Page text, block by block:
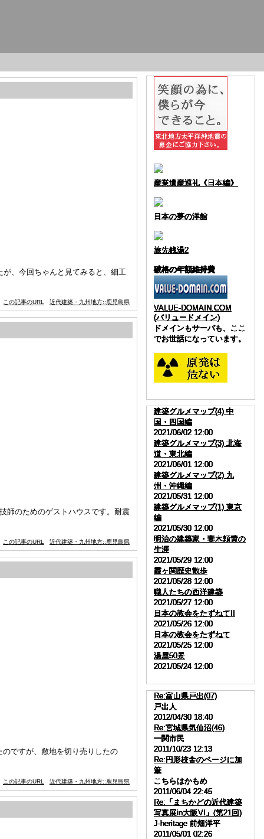
産業遺産巡礼《日本編》
日本の夢の洋館
旅先銭湯2
破格の年額維持費
VALUE-DOMAIN.COM
(バリュードメイン)
ドメインもサーバも、ここ
でお世話になっています。
建築グルメマップ(4) 中
国・四国編
2021/06/02 12:00
建築グルメマップ(3) 北海
道・東北編
2021/06/01 12:00
建築グルメマップ(2) 九
州・沖縄編
2021/05/31 12:00
建築グルメマップ(1) 東京
編
2021/05/30 12:00
明治の建築家・妻木頼黄の
生涯
2021/05/29 12:00
霞ヶ関歴史散歩
2021/05/28 12:00
職人たちの西洋建築
2021/05/27 12:00
日本の教会をたずねてII
2021/05/26 12:00
日本の教会をたずねて
2021/05/25 12:00
湯屋50景
2021/05/24 12:00
Re:富山県戸出(07)
戸出人
2012/04/30 18:40
Re:宮城県気仙沼(46)
一関市民
2011/10/23 12:13
Re:円形校舎のページに加
筆
こちらはかもめ
2011/06/04 22:45
Re:「まちかどの近代建築
写真展in大阪VI」(第21回)
J-heritage 前畑洋平
2011/05/01 02:26
が、今回ちゃんと見てみると、細工
この記事のURL 近代建築・九州地方::鹿児島県
産業遺産巡礼《日本編》
日本の夢の洋館
旅先銭湯2
破格の年額維持費
VALUE-DOMAIN.COM
(バリュードメイン)
ドメインもサーバも、ここ
でお世話になっています。
建築グルメマップ(4) 中
国・四国編
2021/06/02 12:00
建築グルメマップ(3) 北海
道・東北編
2021/06/01 12:00
建築グルメマップ(2) 九
州・沖縄編
2021/05/31 12:00
建築グルメマップ(1) 東京
編
2021/05/30 12:00
明治の建築家・妻木頼黄の
生涯
2021/05/29 12:00
霞ヶ関歴史散歩
2021/05/28 12:00
職人たちの西洋建築
2021/05/27 12:00
日本の教会をたずねてII
2021/05/26 12:00
日本の教会をたずねて
2021/05/25 12:00
湯屋50景
2021/05/24 12:00
Re:富山県戸出(07)
戸出人
2012/04/30 18:40
Re:宮城県気仙沼(46)
一関市民
2011/10/23 12:13
Re:円形校舎のページに加
筆
こちらはかもめ
2011/06/04 22:45
Re:「まちかどの近代建築
写真展in大阪VI」(第21回)
J-heritage 前畑洋平
2011/05/01 02:26
師のためのゲストハウスです。耐震
この記事のURL 近代建築・九州地方::鹿児島県
産業遺産巡礼《日本編》
日本の夢の洋館
旅先銭湯2
破格の年額維持費
VALUE-DOMAIN.COM
(バリュードメイン)
ドメインもサーバも、ここ
でお世話になっています。
建築グルメマップ(4) 中
国・四国編
2021/06/02 12:00
建築グルメマップ(3) 北海
道・東北編
2021/06/01 12:00
建築グルメマップ(2) 九
州・沖縄編
2021/05/31 12:00
建築グルメマップ(1) 東京
編
2021/05/30 12:00
明治の建築家・妻木頼黄の
生涯
2021/05/29 12:00
霞ヶ関歴史散歩
2021/05/28 12:00
職人たちの西洋建築
2021/05/27 12:00
日本の教会をたずねてII
2021/05/26 12:00
日本の教会をたずねて
2021/05/25 12:00
湯屋50景
2021/05/24 12:00
Re:富山県戸出(07)
戸出人
2012/04/30 18:40
Re:宮城県気仙沼(46)
一関市民
2011/10/23 12:13
Re:円形校舎のページに加
筆
こちらはかもめ
2011/06/04 22:45
Re:「まちかどの近代建築
写真展in大阪VI」(第21回)
J-heritage 前畑洋平
2011/05/01 02:26
ですが、敷地を切り売りしたの
この記事のURL 近代建築・九州地方::鹿児島県
産業遺産巡礼《日本編》
日本の夢の洋館
旅先銭湯2
破格の年額維持費
VALUE-DOMAIN.COM
(バリュードメイン)
ドメインもサーバも、ここ
でお世話になっています。
建築グルメマップ(4) 中
国・四国編
2021/06/02 12:00
建築グルメマップ(3) 北海
道・東北編
2021/06/01 12:00
建築グルメマップ(2) 九
州・沖縄編
2021/05/31 12:00
建築グルメマップ(1) 東京
編
2021/05/30 12:00
明治の建築家・妻木頼黄の
生涯
2021/05/29 12:00
霞ヶ関歴史散歩
2021/05/28 12:00
職人たちの西洋建築
2021/05/27 12:00
日本の教会をたずねてII
2021/05/26 12:00
日本の教会をたずねて
2021/05/25 12:00
湯屋50景
2021/05/24 12:00
Re:富山県戸出(07)
戸出人
2012/04/30 18:40
Re:宮城県気仙沼(46)
一関市民
2011/10/23 12:13
Re:円形校舎のページに加
筆
こちらはかもめ
2011/06/04 22:45
Re:「まちかどの近代建築
写真展in大阪VI」(第21回)
J-heritage 前畑洋平
2011/05/01 02:26
産業遺産巡礼《日本編》
日本の夢の洋館
旅先銭湯2
破格の年額維持費
VALUE-DOMAIN.COM
(バリュードメイン)
ドメインもサーバも、ここ
でお世話になっています。
建築グルメマップ(4) 中
国・四国編
2021/06/02 12:00
建築グルメマップ(3) 北海
道・東北編
2021/06/01 12:00
建築グルメマップ(2) 九
州・沖縄編
2021/05/31 12:00
建築グルメマップ(1) 東京
編
2021/05/30 12:00
明治の建築家・妻木頼黄の
生涯
2021/05/29 12:00
霞ヶ関歴史散歩
2021/05/28 12:00
職人たちの西洋建築
2021/05/27 12:00
日本の教会をたずねてII
2021/05/26 12:00
日本の教会をたずねて
2021/05/25 12:00
湯屋50景
2021/05/24 12:00
Re:富山県戸出(07)
戸出人
2012/04/30 18:40
Re:宮城県気仙沼(46)
一関市民
2011/10/23 12:13
Re:円形校舎のページに加
筆
こちらはかもめ
2011/06/04 22:45
Re:「まちかどの近代建築
写真展in大阪VI」(第21回)
J-heritage 前畑洋平
2011/05/01 02:26
産業遺産巡礼《日本編》
日本の夢の洋館
旅先銭湯2
破格の年額維持費
VALUE-DOMAIN.COM
(バリュードメイン)
ドメインもサーバも、ここ
でお世話になっています。
建築グルメマップ(4) 中
国・四国編
2021/06/02 12:00
建築グルメマップ(3) 北海
道・東北編
2021/06/01 12:00
建築グルメマップ(2) 九
州・沖縄編
2021/05/31 12:00
建築グルメマップ(1) 東京
編
2021/05/30 12:00
明治の建築家・妻木頼黄の
生涯
2021/05/29 12:00
霞ヶ関歴史散歩
2021/05/28 12:00
職人たちの西洋建築
2021/05/27 12:00
日本の教会をたずねてII
2021/05/26 12:00
日本の教会をたずねて
2021/05/25 12:00
湯屋50景
2021/05/24 12:00
Re:富山県戸出(07)
戸出人
2012/04/30 18:40
Re:宮城県気仙沼(46)
一関市民
2011/10/23 12:13
Re:円形校舎のページに加
筆
こちらはかもめ
2011/06/04 22:45
Re:「まちかどの近代建築
写真展in大阪VI」(第21回)
J-heritage 前畑洋平
2011/05/01 02:26
産業遺産巡礼《日本編》
日本の夢の洋館
旅先銭湯2
破格の年額維持費
VALUE-DOMAIN.COM
(バリュードメイン)
ドメインもサーバも、ここ
でお世話になっています。
建築グルメマップ(4) 中
国・四国編
2021/06/02 12:00
建築グルメマップ(3) 北海
道・東北編
2021/06/01 12:00
建築グルメマップ(2) 九
州・沖縄編
2021/05/31 12:00
建築グルメマップ(1) 東京
編
2021/05/30 12:00
明治の建築家・妻木頼黄の
生涯
2021/05/29 12:00
霞ヶ関歴史散歩
2021/05/28 12:00
職人たちの西洋建築
2021/05/27 12:00
日本の教会をたずねてII
2021/05/26 12:00
日本の教会をたずねて
2021/05/25 12:00
湯屋50景
2021/05/24 12:00
Re:富山県戸出(07)
戸出人
2012/04/30 18:40
Re:宮城県気仙沼(46)
一関市民
2011/10/23 12:13
Re:円形校舎のページに加
筆
こちらはかもめ
2011/06/04 22:45
Re:「まちかどの近代建築
写真展in大阪VI」(第21回)
J-heritage 前畑洋平
2011/05/01 02:26
産業遺産巡礼《日本編》
日本の夢の洋館
旅先銭湯2
破格の年額維持費
VALUE-DOMAIN.COM
(バリュードメイン)
ドメインもサーバも、ここ
でお世話になっています。
建築グルメマップ(4) 中
国・四国編
2021/06/02 12:00
建築グルメマップ(3) 北海
道・東北編
2021/06/01 12:00
建築グルメマップ(2) 九
州・沖縄編
2021/05/31 12:00
建築グルメマップ(1) 東京
編
2021/05/30 12:00
明治の建築家・妻木頼黄の
生涯
2021/05/29 12:00
霞ヶ関歴史散歩
2021/05/28 12:00
職人たちの西洋建築
2021/05/27 12:00
日本の教会をたずねてII
2021/05/26 12:00
日本の教会をたずねて
2021/05/25 12:00
湯屋50景
2021/05/24 12:00
Re:富山県戸出(07)
戸出人
2012/04/30 18:40
Re:宮城県気仙沼(46)
一関市民
2011/10/23 12:13
Re:円形校舎のページに加
筆
こちらはかもめ
2011/06/04 22:45
Re:「まちかどの近代建築
写真展in大阪VI」(第21回)
J-heritage 前畑洋平
2011/05/01 02:26
産業遺産巡礼《日本編》
日本の夢の洋館
旅先銭湯2
破格の年額維持費
VALUE-DOMAIN.COM
(バリュードメイン)
ドメインもサーバも、ここ
でお世話になっています。
建築グルメマップ(4) 中
国・四国編
2021/06/02 12:00
建築グルメマップ(3) 北海
道・東北編
2021/06/01 12:00
建築グルメマップ(2) 九
州・沖縄編
2021/05/31 12:00
建築グルメマップ(1) 東京
編
2021/05/30 12:00
明治の建築家・妻木頼黄の
生涯
2021/05/29 12:00
霞ヶ関歴史散歩
2021/05/28 12:00
職人たちの西洋建築
2021/05/27 12:00
日本の教会をたずねてII
2021/05/26 12:00
日本の教会をたずねて
2021/05/25 12:00
湯屋50景
2021/05/24 12:00
Re:富山県戸出(07)
戸出人
2012/04/30 18:40
Re:宮城県気仙沼(46)
一関市民
2011/10/23 12:13
Re:円形校舎のページに加
筆
こちらはかもめ
2011/06/04 22:45
Re:「まちかどの近代建築
写真展in大阪VI」(第21回)
J-heritage 前畑洋平
2011/05/01 02:26
産業遺産巡礼《日本編》
日本の夢の洋館
旅先銭湯2
破格の年額維持費
VALUE-DOMAIN.COM
(バリュードメイン)
ドメインもサーバも、ここ
でお世話になっています。
建築グルメマップ(4) 中
国・四国編
2021/06/02 12:00
建築グルメマップ(3) 北海
道・東北編
2021/06/01 12:00
建築グルメマップ(2) 九
州・沖縄編
2021/05/31 12:00
建築グルメマップ(1) 東京
編
2021/05/30 12:00
明治の建築家・妻木頼黄の
生涯
2021/05/29 12:00
霞ヶ関歴史散歩
2021/05/28 12:00
職人たちの西洋建築
2021/05/27 12:00
日本の教会をたずねてII
2021/05/26 12:00
日本の教会をたずねて
2021/05/25 12:00
湯屋50景
2021/05/24 12:00
Re:富山県戸出(07)
戸出人
2012/04/30 18:40
Re:宮城県気仙沼(46)
一関市民
2011/10/23 12:13
Re:円形校舎のページに加
筆
こちらはかもめ
2011/06/04 22:45
Re:「まちかどの近代建築
写真展in大阪VI」(第21回)
J-heritage 前畑洋平
2011/05/01 02:26